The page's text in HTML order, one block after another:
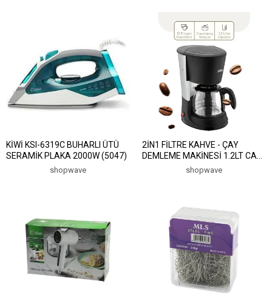
KİWİ KSI-6319C BUHARLI ÜTÜ
SERAMİK PLAKA 2000W (5047)
shopwave
2İN1 FİLTRE KAHVE - ÇAY
DEMLEME MAKİNESİ 1.2LT CAM
HAZNE - SU SEVİYE GÖSTERGE
SCM-2938 (5047)
shopwave